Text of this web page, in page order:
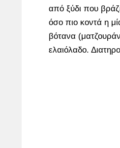
από ξύδι που
όσο πιο κοντά η
βότανα
ελαιόλαδο.